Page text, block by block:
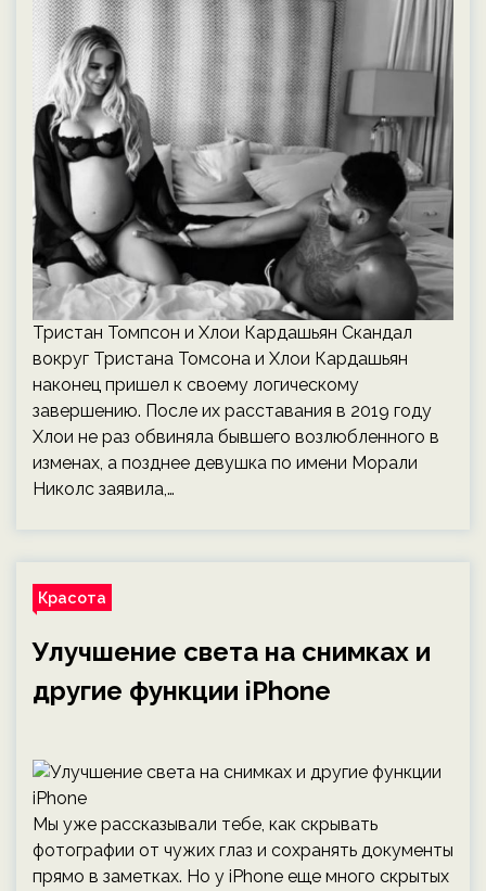
Тристан Томпсон и Хлои Кардашьян Скандал
вокруг Тристана Томсона и Хлои Кардашьян
наконец пришел к своему логическому
завершению. После их расставания в 2019 году
Хлои не раз обвиняла бывшего возлюбленного в
изменах, а позднее девушка по имени Морали
Николс заявила,…
Красота
Улучшение света на снимках и
другие функции iPhone
Мы уже рассказывали тебе, как скрывать
фотографии от чужих глаз и сохранять документы
прямо в заметках. Но у iPhone еще много скрытых